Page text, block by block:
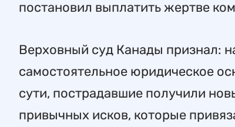
постановил выплатить жертве
Верховный суд Канады признал:
самостоятельное юридическое
сути, пострадавшие получили
привычных исков, которые